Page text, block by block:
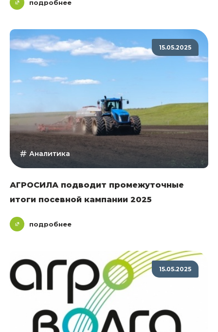
подробнее
15.05.2025
Аналитика
АГРОСИЛА подводит промежуточные
итоги посевной кампании 2025
подробнее
15.05.2025